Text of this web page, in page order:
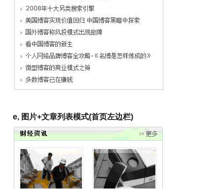
e, 图片+文章列表模式(首页左边栏)